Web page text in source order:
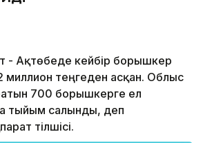
- Ақтөбеде кейбір борышкер
миллион теңгеден асқан. Облыс
700 борышкерге ел
тыйым салынды, деп
тілшісі.